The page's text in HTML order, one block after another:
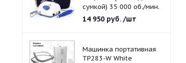
сумкой) 35 000 об./мин.
14 950руб. /шт
Машинка портативная
TP283-W White